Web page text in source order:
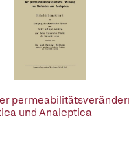
und Analeptica